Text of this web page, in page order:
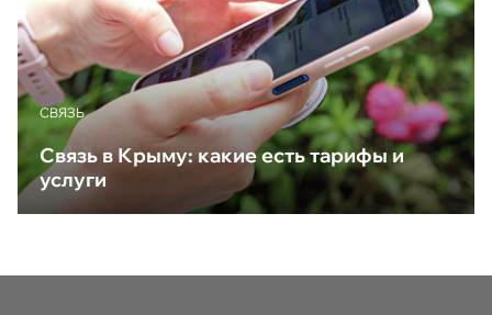
CВЯЗЬ
Связь в Крыму: какие есть тарифы и
услуги